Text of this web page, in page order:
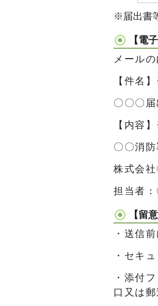
※届出書
【電
メール
【件名
〇〇〇
【内容
〇〇消
株式会
担当者
【留
・送信
・セキ
・添付
口又は郵